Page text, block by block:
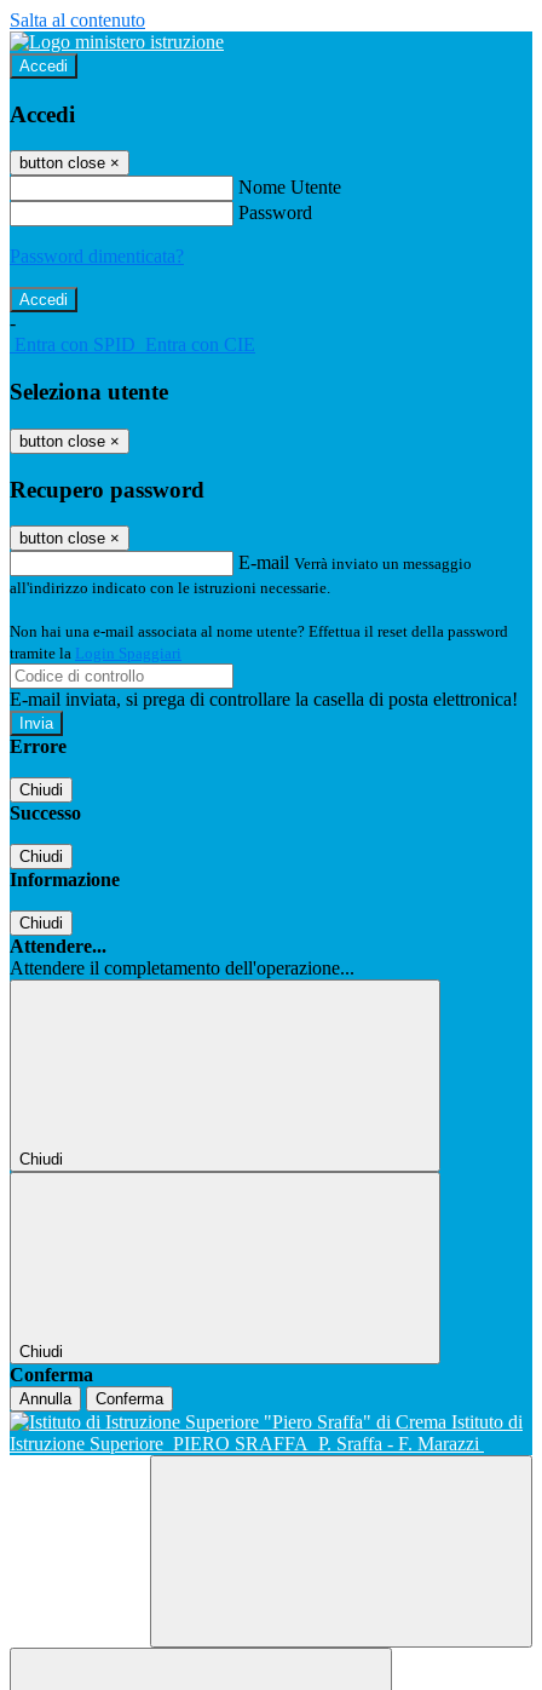
Salta al contenuto
Accedi
Accedi
button close ×
Nome Utente
Password
Password dimenticata?
-
Entra con SPID Entra con CIE
Seleziona utente
button close ×
Recupero password
button close ×
E-mail Verrà inviato un messaggio
all'indirizzo indicato con le istruzioni necessarie.
Non hai una e-mail associata al nome utente? Effettua il reset della password
tramite la Login Spaggiari
E-mail inviata, si prega di controllare la casella di posta elettronica!
Errore
Chiudi
Successo
Chiudi
Informazione
Chiudi
Attendere...
Attendere il completamento dell'operazione...
Chiudi
Chiudi
Conferma
Annulla Conferma
Istituto di
Istruzione Superiore PIERO SRAFFA P. Sraffa - F. Marazzi